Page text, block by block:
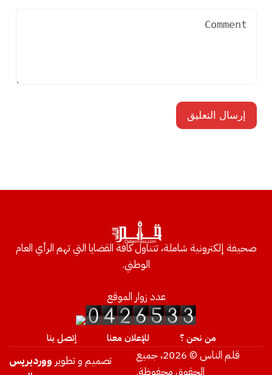
صحيفة إلكترونية شاملة، تتناول كافة القضايا التي تهم الرأي العام
الوطني.
عدد زوار الموقع
من نحن ؟ للإعلان معنا إتصل بنا
قلم الناس © 2026، جميع
الحقوق محفوظة.
تصميم و تطوير ووردبريس